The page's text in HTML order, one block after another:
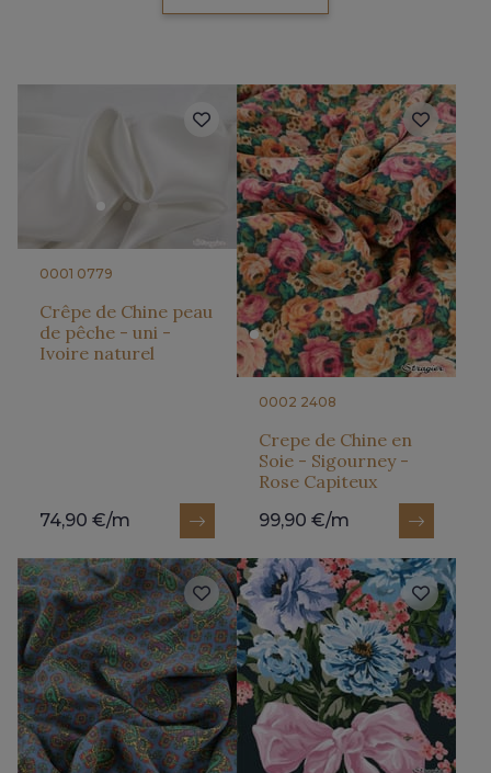
0001 0779
Crêpe de Chine peau
de pêche - uni -
Ivoire naturel
74,90 €/m
0002 2408
Crepe de Chine en
Soie - Sigourney -
Rose Capiteux
99,90 €/m